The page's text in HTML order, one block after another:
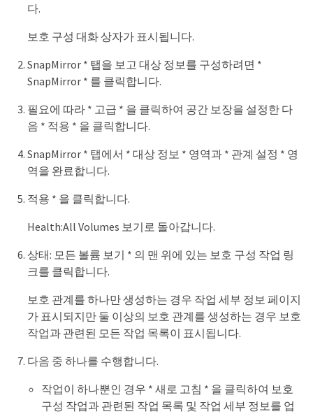
다.
보호 구성 대화 상자가 표시됩니다.
SnapMirror * 탭을 보고 대상 정보를 구성하려면 *
SnapMirror * 를 클릭합니다.
필요에 따라 * 고급 * 을 클릭하여 공간 보장을 설정한 다
음 * 적용 * 을 클릭합니다.
SnapMirror * 탭에서 * 대상 정보 * 영역과 * 관계 설정 * 영
역을 완료합니다.
적용 * 을 클릭합니다.
Health:All Volumes 보기로 돌아갑니다.
상태: 모든 볼륨 보기 * 의 맨 위에 있는 보호 구성 작업 링
크를 클릭합니다.
보호 관계를 하나만 생성하는 경우 작업 세부 정보 페이지
가 표시되지만 둘 이상의 보호 관계를 생성하는 경우 보호
작업과 관련된 모든 작업 목록이 표시됩니다.
다음 중 하나를 수행합니다.
작업이 하나뿐인 경우 * 새로 고침 * 을 클릭하여 보호
구성 작업과 관련된 작업 목록 및 작업 세부 정보를 업